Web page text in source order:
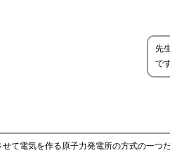
先
で
て電気を作る原子力発電所の方式の一